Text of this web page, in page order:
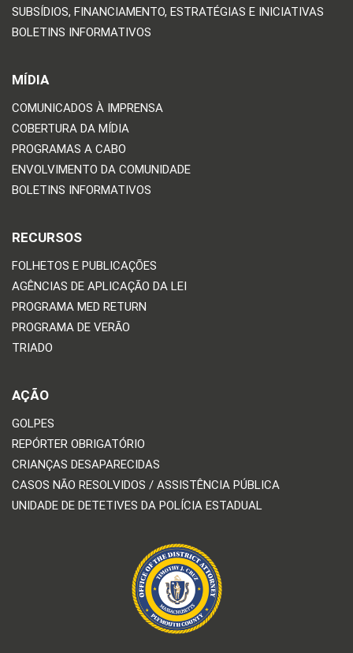
SUBSÍDIOS, FINANCIAMENTO, ESTRATÉGIAS E INICIATIVAS
BOLETINS INFORMATIVOS
MÍDIA
COMUNICADOS À IMPRENSA
COBERTURA DA MÍDIA
PROGRAMAS A CABO
ENVOLVIMENTO DA COMUNIDADE
BOLETINS INFORMATIVOS
RECURSOS
FOLHETOS E PUBLICAÇÕES
AGÊNCIAS DE APLICAÇÃO DA LEI
PROGRAMA MED RETURN
PROGRAMA DE VERÃO
TRIADO
AÇÃO
GOLPES
REPÓRTER OBRIGATÓRIO
CRIANÇAS DESAPARECIDAS
CASOS NÃO RESOLVIDOS / ASSISTÊNCIA PÚBLICA
UNIDADE DE DETETIVES DA POLÍCIA ESTADUAL